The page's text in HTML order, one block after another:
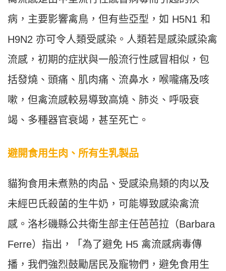
病，主要影響禽鳥，但有些亞型，如 H5N1 和
H9N2 亦可令人類受感染。人類若是感染感染禽
流感，初期的症狀與一般流行性感冒相似，包
括發燒、頭痛、肌肉痛、流鼻水，喉嚨痛及咳
嗽，但禽流感較易導致高燒、肺炎、呼吸衰
竭、多種器官衰竭，甚至死亡。
避開食用生肉、所有生乳製品
貓狗食用未煮熟的肉品、受感染鳥類的肉以及
未經巴氏殺菌的生牛奶，可能導致感染禽流
感。洛杉磯縣公共衛生部主任芭芭拉（Barbara
Ferre）指出，「為了避免 H5 禽流感病毒傳
播，我們強烈鼓勵居民及寵物們，避免食用生